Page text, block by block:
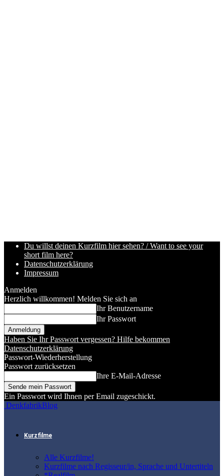
Du willst deinen Kurzfilm hier sehen? / Want to see your
short film here?
Datenschutzerklärung
Impressum
Anmelden
Herzlich willkommen! Melden Sie sich an
Ihr Benutzername
Ihr Passwort
Haben Sie Ihr Passwort vergessen? Hilfe bekommen
Datenschutzerklärung
Passwort-Wiederherstellung
Passwort zurücksetzen
Ihre E-Mail-Adresse
Ein Passwort wird Ihnen per Email zugeschickt.
DenkfabrikBlog
Kurzfilme
Alle Kurzfilme!
Kurzfilme nach Regisseur/in, Sprache und Untertiteln